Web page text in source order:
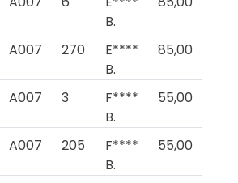
B.
A007 270
E****
B.
85,00
A007 3
F****
B.
55,00
A007 205
F****
B.
55,00